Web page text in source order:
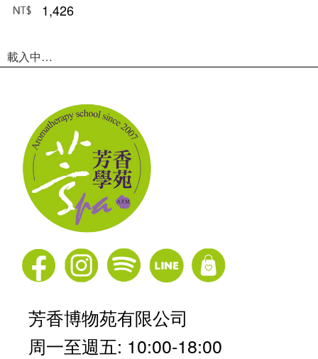
NT﹕
1,426
載入中…
芳香博物苑有限公司
周一至週五: 10:00-18:00